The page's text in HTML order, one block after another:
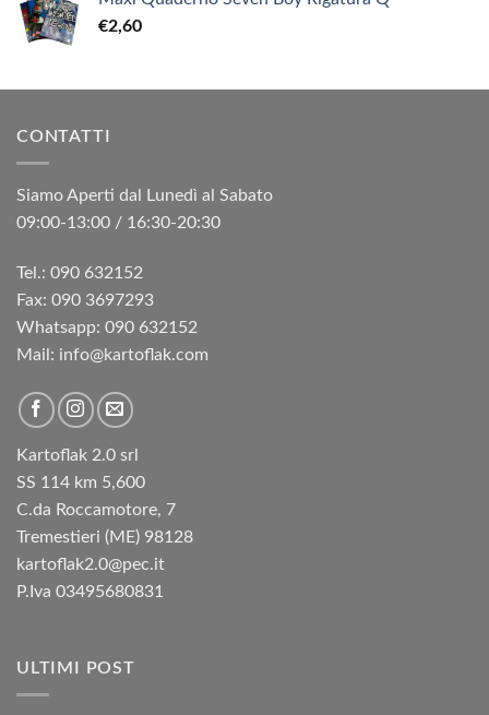
€2,60
CONTATTI
Siamo Aperti dal Lunedì al Sabato
09:00-13:00 / 16:30-20:30
Tel.: 090 632152
Fax: 090 3697293‬
Whatsapp: 090 632152
Mail: info@kartoflak.com
Kartoflak 2.0 srl
SS 114 km 5,600
C.da Roccamotore, 7
Tremestieri (ME) 98128
kartoflak2.0@pec.it
P.Iva 03495680831
ULTIMI POST